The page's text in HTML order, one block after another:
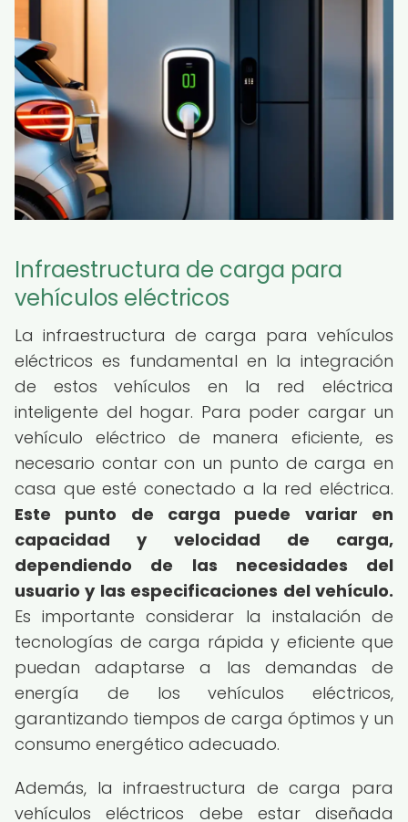
Infraestructura de carga para
vehículos eléctricos
La infraestructura de carga para vehículos
eléctricos es fundamental en la integración
de estos vehículos en la red eléctrica
inteligente del hogar. Para poder cargar un
vehículo eléctrico de manera eficiente, es
necesario contar con un punto de carga en
casa que esté conectado a la red eléctrica.
Este punto de carga puede variar en
capacidad y velocidad de carga,
dependiendo de las necesidades del
usuario y las especificaciones del vehículo.
Es importante considerar la instalación de
tecnologías de carga rápida y eficiente que
puedan adaptarse a las demandas de
energía de los vehículos eléctricos,
garantizando tiempos de carga óptimos y un
consumo energético adecuado.
Además, la infraestructura de carga para
vehículos eléctricos debe estar diseñada